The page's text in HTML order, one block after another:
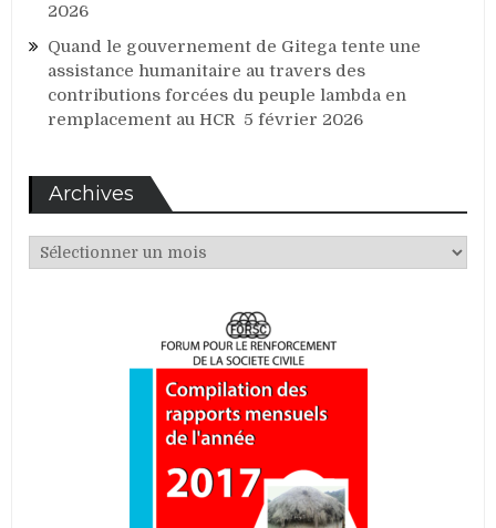
2026
Quand le gouvernement de Gitega tente une
assistance humanitaire au travers des
contributions forcées du peuple lambda en
remplacement au HCR 5 février 2026
Archives
Archives